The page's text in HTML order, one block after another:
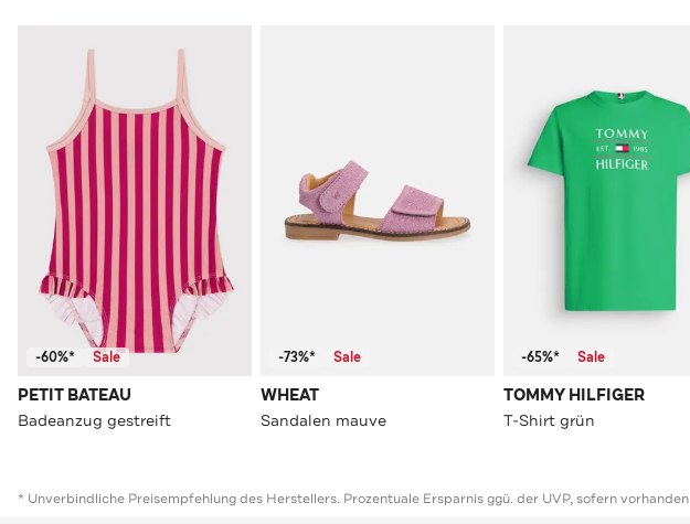
-60%* Sale
PETIT BATEAU
Badeanzug gestreift
-73%* Sale
WHEAT
Sandalen mauve
-65%* Sale
TOMMY HILFIGER
T-Shirt grün
* Unverbindliche Preisempfehlung des Herstellers. Prozentuale Ersparnis ggü. der UVP, sofern vorhanden